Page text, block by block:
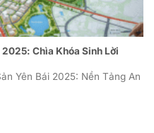
Chìa Khóa Sinh Lời
Yên Bái 2025: Nền Tảng An